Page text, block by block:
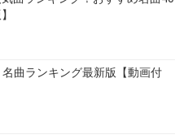
名曲ランキング最新版【動画付